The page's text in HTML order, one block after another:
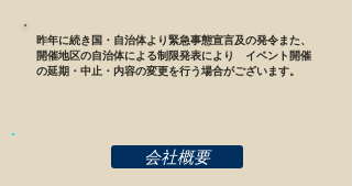
昨年に続き国・自治体より緊急事態宣言及の発令また、
開催地区の自治体による制限発表により イベント開催
の延期・中止・内容の変更を行う場合がございます。
会社概要